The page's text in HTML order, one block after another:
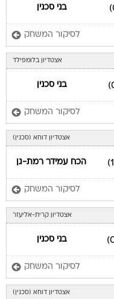
בני סכנין
לסיקור המשחק
אצטדיון בלומפילד
בני סכנין
לסיקור המשחק
אצטדיון דוחא (סכנין)
הכח עמידר רמת-גן
לסיקור המשחק
אצטדיון קרית-אליעזר
בני סכנין
לסיקור המשחק
אצטדיון דוחא (סכנין)